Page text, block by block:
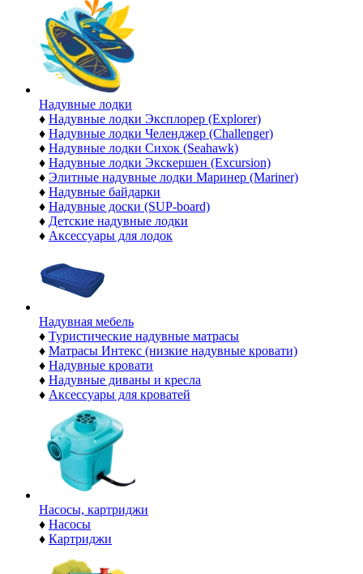
Надувные лодки
♦ Надувные лодки Эксплорер (Explorer)
♦ Надувные лодки Челенджер (Challenger)
♦ Надувные лодки Сихок (Seahawk)
♦ Надувные лодки Экскершен (Excursion)
♦ Элитные надувные лодки Маринер (Mariner)
♦ Надувные байдарки
♦ Надувные доски (SUP-board)
♦ Детские надувные лодки
♦ Аксессуары для лодок
Надувная мебель
♦ Туристические надувные матрасы
♦ Матрасы Интекс (низкие надувные кровати)
♦ Надувные кровати
♦ Надувные диваны и кресла
♦ Аксессуары для кроватей
Насосы, картриджи
♦ Насосы
♦ Картриджи